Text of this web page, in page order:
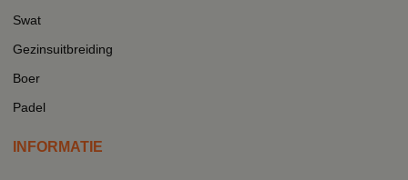
Swat
Gezinsuitbreiding
Boer
Padel
INFORMATIE